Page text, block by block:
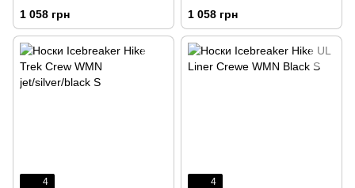
1 058 грн 1 058 грн
4 4